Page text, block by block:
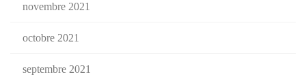
novembre 2021
octobre 2021
septembre 2021